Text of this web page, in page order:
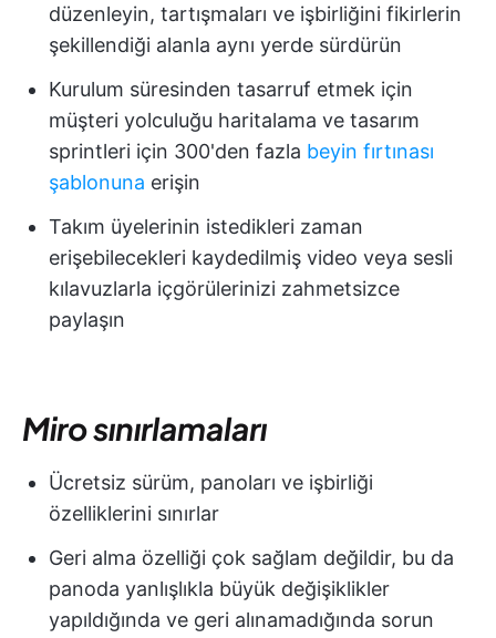
düzenleyin, tartışmaları ve işbirliğini fikirlerin
şekillendiği alanla aynı yerde sürdürün
Kurulum süresinden tasarruf etmek için
müşteri yolculuğu haritalama ve tasarım
sprintleri için 300'den fazla beyin fırtınası
şablonuna erişin
Takım üyelerinin istedikleri zaman
erişebilecekleri kaydedilmiş video veya sesli
kılavuzlarla içgörülerinizi zahmetsizce
paylaşın
Miro sınırlamaları
Ücretsiz sürüm, panoları ve işbirliği
özelliklerini sınırlar
Geri alma özelliği çok sağlam değildir, bu da
panoda yanlışlıkla büyük değişiklikler
yapıldığında ve geri alınamadığında sorun